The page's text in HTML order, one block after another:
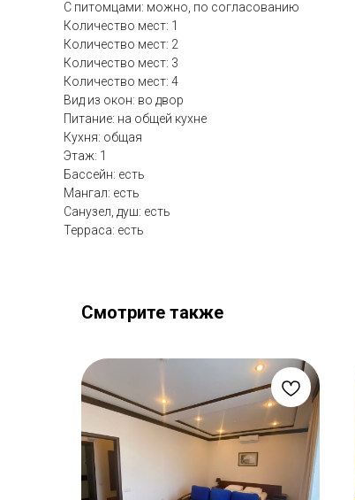
С питомцами: можно, по согласованию
Количество мест: 1
Количество мест: 2
Количество мест: 3
Количество мест: 4
Вид из окон: во двор
Питание: на общей кухне
Кухня: общая
Этаж: 1
Бассейн: есть
Мангал: есть
Санузел, душ: есть
Терраса: есть
Смотрите также